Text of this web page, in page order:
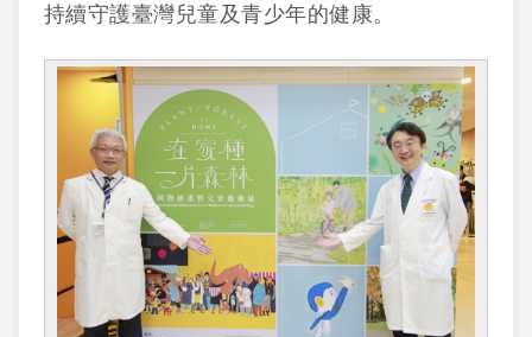
持續守護臺灣兒童及青少年的健康。